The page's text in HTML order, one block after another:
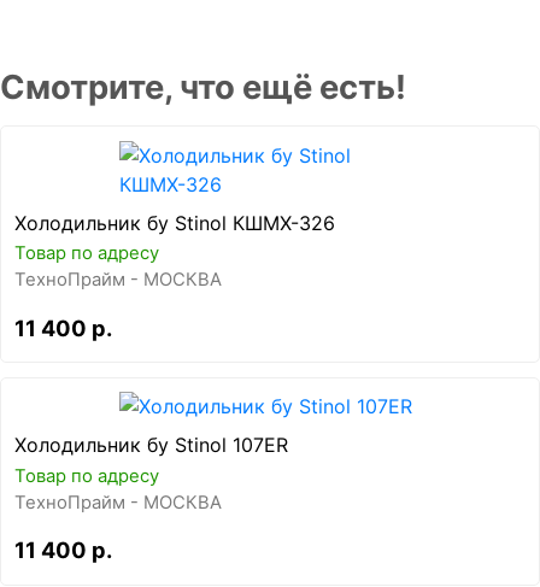
Смотрите, что ещё есть!
Холодильник бу Stinol КШМХ-326
Товар по адресу
ТехноПрайм - МОСКВА
11 400 р.
Холодильник бу Stinol 107ER
Товар по адресу
ТехноПрайм - МОСКВА
11 400 р.